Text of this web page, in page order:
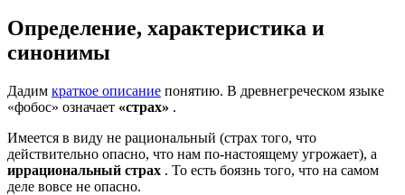
Определение, характеристика и
синонимы
Дадим краткое описание понятию. В древнегреческом языке
«фобос» означает «страх» .
Имеется в виду не рациональный (страх того, что
действительно опасно, что нам по-настоящему угрожает), а
иррациональный страх . То есть боязнь того, что на самом
деле вовсе не опасно.